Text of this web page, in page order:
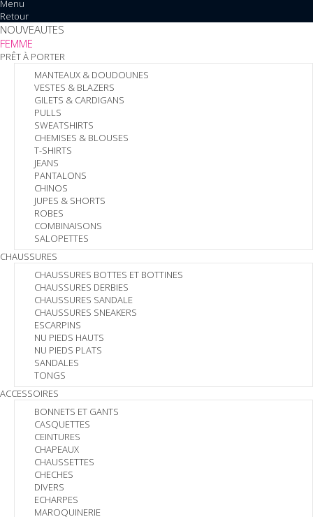
Menu
Retour
NOUVEAUTES
FEMME
PRÊT À PORTER
MANTEAUX & DOUDOUNES
VESTES & BLAZERS
GILETS & CARDIGANS
PULLS
SWEATSHIRTS
CHEMISES & BLOUSES
T-SHIRTS
JEANS
PANTALONS
CHINOS
JUPES & SHORTS
ROBES
COMBINAISONS
SALOPETTES
CHAUSSURES
CHAUSSURES BOTTES ET BOTTINES
CHAUSSURES DERBIES
CHAUSSURES SANDALE
CHAUSSURES SNEAKERS
ESCARPINS
NU PIEDS HAUTS
NU PIEDS PLATS
SANDALES
TONGS
ACCESSOIRES
BONNETS ET GANTS
CASQUETTES
CEINTURES
CHAPEAUX
CHAUSSETTES
CHECHES
DIVERS
ECHARPES
MAROQUINERIE